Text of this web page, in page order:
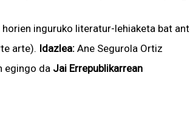
inguruko literatur-lehiaketa bat
arte). Idazlea: Ane Segurola Ortiz
egingo da Jai Errepublikarrean